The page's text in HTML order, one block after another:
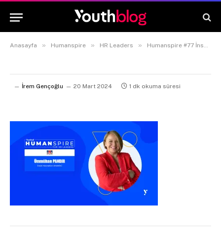
Anasayfa » Humanspire » HR Leaders » Humanspire #77 İnsan Kaynakları Direktörü Ümmühan Pandır
İrem Gençoğlu 20 Mart 2024 1 dk okuma süresi